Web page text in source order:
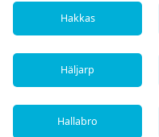
Hakkas
Häljarp
Hallabro